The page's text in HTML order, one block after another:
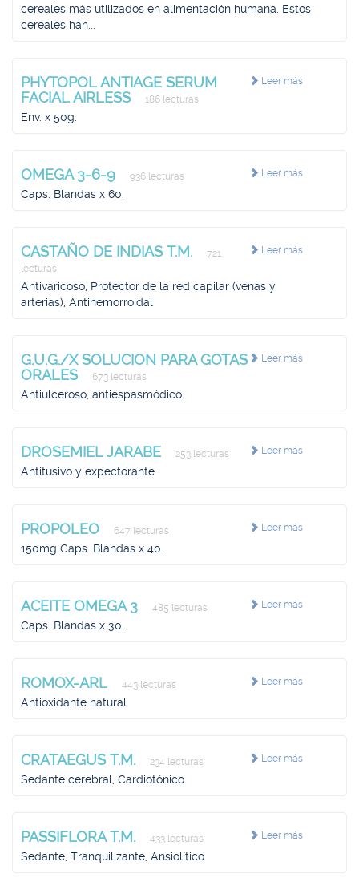
cereales más utilizados en alimentación humana. Estos
cereales han...
Leer más
PHYTOPOL ANTIAGE SERUM
FACIAL AIRLESS
186 lecturas
Env. x 50g.
Leer más
OMEGA 3-6-9 936 lecturas
Caps. Blandas x 60.
Leer más
CASTAÑO DE INDIAS T.M.
721
lecturas
Antivaricoso, Protector de la red capilar (venas y
arterias), Antihemorroidal
Leer más
G.U.G./X SOLUCION PARA GOTAS
ORALES
673 lecturas
Antiulceroso, antiespasmódico
Leer más
DROSEMIEL JARABE 253 lecturas
Antitusivo y expectorante
Leer más
PROPOLEO 647 lecturas
150mg Caps. Blandas x 40.
Leer más
ACEITE OMEGA 3 485 lecturas
Caps. Blandas x 30.
Leer más
ROMOX-ARL 443 lecturas
Antioxidante natural
Leer más
CRATAEGUS T.M. 234 lecturas
Sedante cerebral, Cardiotónico
Leer más
PASSIFLORA T.M. 433 lecturas
Sedante, Tranquilizante, Ansiolítico